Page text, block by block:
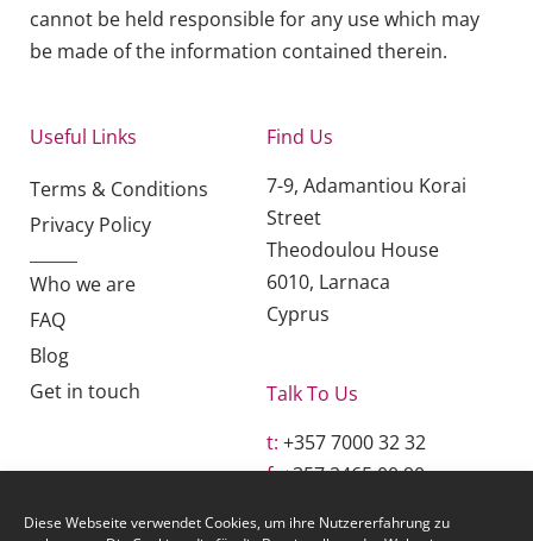
Diese Webseite verwendet Cookies, um ihre Nutzererfahrung zu
cannot be held responsible for any use which may
be made of the information contained therein.
Useful Links
Terms & Conditions
Privacy Policy
Who we are
FAQ
Blog
Get in touch
Find Us
7-9, Adamantiou Korai
Street
Theodoulou House
6010, Larnaca
Cyprus
Talk To Us
t: +357 7000 32 32
f:+357 2465 00 90